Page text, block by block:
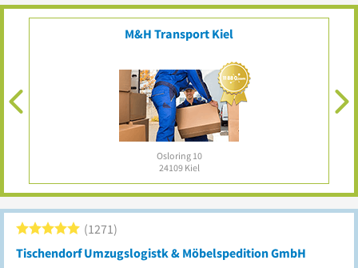
RSG NORD UG (haftungsbeschränkt)
Hedinweg 16
24109Kiel
Tischendorf Umzugslogistk & Möbelspedition GmbH
1271